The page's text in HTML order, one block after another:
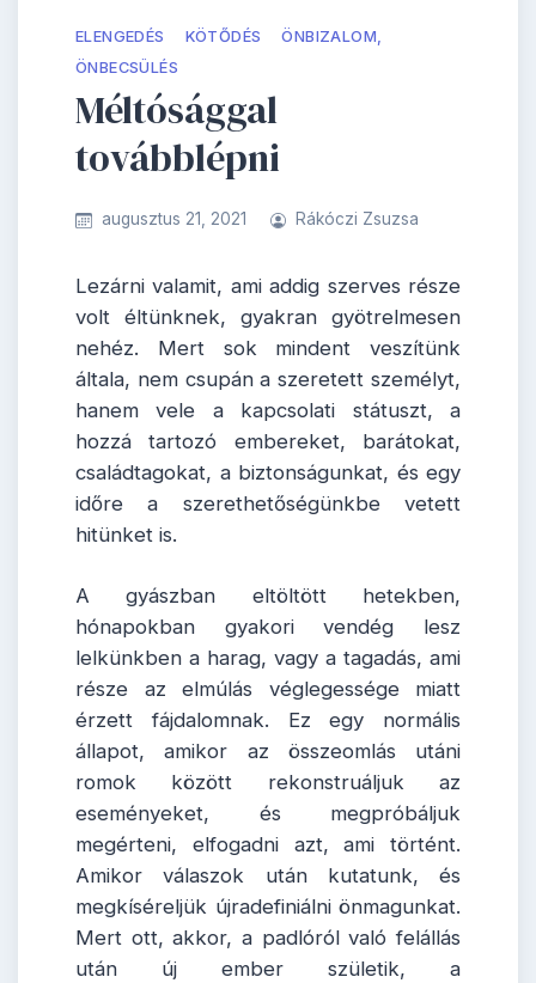
ELENGEDÉS KÖTŐDÉS
ÖNBIZALOM,
ÖNBECSÜLÉS
Méltósággal
továbblépni
augusztus 21, 2021 Rákóczi Zsuzsa
Lezárni valamit, ami addig szerves része
volt éltünknek, gyakran gyötrelmesen
nehéz. Mert sok mindent veszítünk
általa, nem csupán a szeretett személyt,
hanem vele a kapcsolati státuszt, a
hozzá tartozó embereket, barátokat,
családtagokat, a biztonságunkat, és egy
időre a szerethetőségünkbe vetett
hitünket is.
A gyászban eltöltött hetekben,
hónapokban gyakori vendég lesz
lelkünkben a harag, vagy a tagadás, ami
része az elmúlás véglegessége miatt
érzett fájdalomnak. Ez egy normális
állapot, amikor az összeomlás utáni
romok között rekonstruáljuk az
eseményeket, és megpróbáljuk
megérteni, elfogadni azt, ami történt.
Amikor válaszok után kutatunk, és
megkíséreljük újradefiniálni önmagunkat.
Mert ott, akkor, a padlóról való felállás
után új ember születik, a